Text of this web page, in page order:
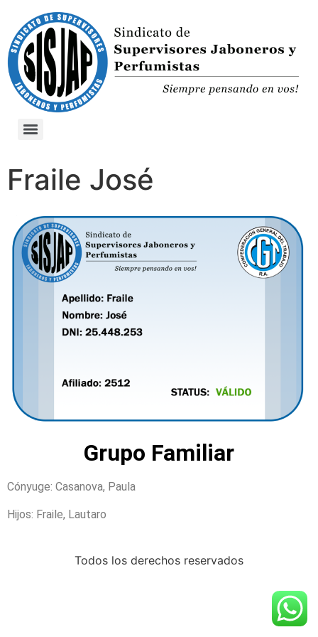
Fraile José
Grupo Familiar
Cónyuge: Casanova, Paula
Hijos: Fraile, Lautaro
Todos los derechos reservados